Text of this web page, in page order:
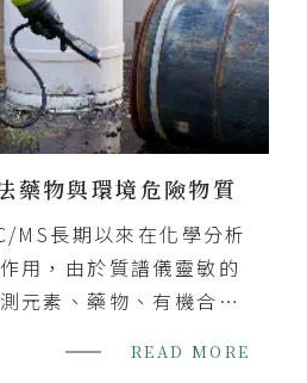
藥物與環境危險物質
MS長期以來在化學分析
用，由於質譜儀靈敏的
元素、藥物、有機合成
領域的黃金標準方
READ MORE